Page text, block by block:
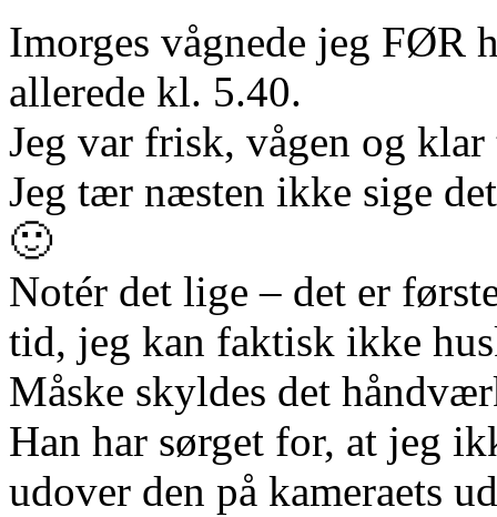
Imorges vågnede jeg FØR
allerede kl. 5.40.
Jeg var frisk, vågen og
Jeg tær næsten ikke sige
🙂
Notér det lige – det er
tid, jeg kan faktisk ikke
Måske skyldes det
Han har sørget for, at jeg
udover den på kameraets